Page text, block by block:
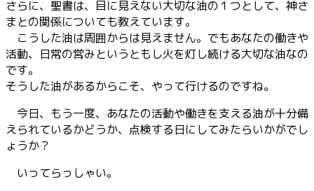
さらに、聖書は、目に見えない大切な油の１つとして、神さ
まとの関係についても教えています。
こうした油は周囲からは見えません。でもあなたの働きや
活動、日常の営みというともし火を灯し続ける大切な油なの
です。
そうした油があるからこそ、やって行けるのですね。
今日、もう一度、あなたの活動や働きを支える油が十分備
えられているかどうか、点検する日にしてみたらいかがでし
ょうか？
いってらっしゃい。